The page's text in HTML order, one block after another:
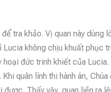
tra khảo. Vị quan này dùng
không chịu khuất phục
đức trinh khiết của
quân lính thi hành án,
Thấy vậy, quan liền ra